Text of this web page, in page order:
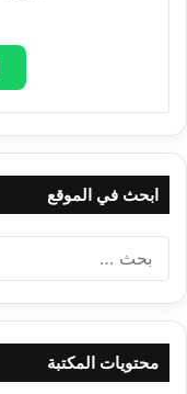
ابحث في الموقع
محتويات المكتبة